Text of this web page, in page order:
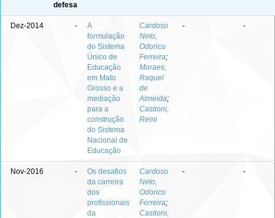
defesa
Dez-2014 -
A
formulação
do Sistema
Único de
Educação
em Mato
Grosso e a
mediação
para a
construção
do Sistema
Nacional de
Educação
Cardoso
Neto,
Odorico
Ferreira;
Moraes,
Raquel
de
Almeida;
Castioni,
Remi
- -
Nov-2016 -
Os desafios
da carreira
dos
profissionais
da
Cardoso
Neto,
Odorico
Ferreira;
Castioni,
- -